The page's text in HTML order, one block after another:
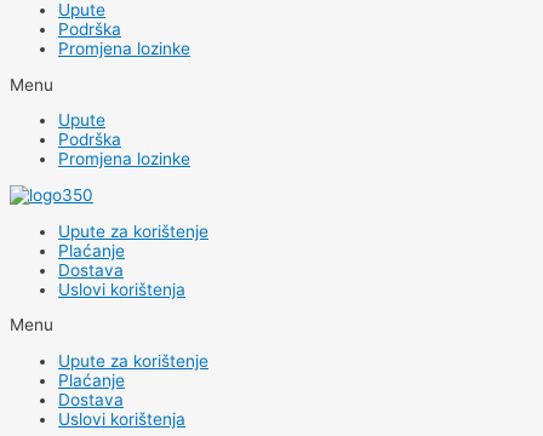
Upute
Podrška
Promjena lozinke
Menu
Upute
Podrška
Promjena lozinke
Upute za korištenje
Plaćanje
Dostava
Uslovi korištenja
Menu
Upute za korištenje
Plaćanje
Dostava
Uslovi korištenja